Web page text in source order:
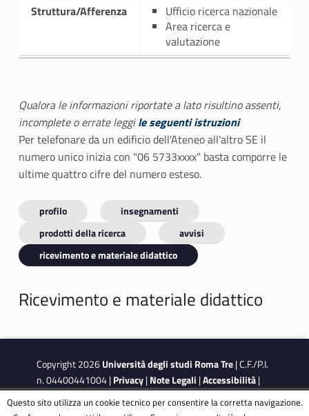
Struttura/Afferenza
Ufficio ricerca nazionale
Area ricerca e
valutazione
Qualora le informazioni riportate a lato risultino assenti,
incomplete o errate leggile seguenti istruzioni
Per telefonare da un edificio dell'Ateneo all'altro SE il
numero unico inizia con "06 5733xxxx" basta comporre le
ultime quattro cifre del numero esteso.
profilo
insegnamenti
prodotti della ricerca
avvisi
ricevimento e materiale didattico
Ricevimento e materiale didattico
Copyright 2026Università degli studi Roma Tre| C.F./P.I.
n. 04400441004 |Privacy|Note Legali |Accessibilità|
Obiettivi di accessibilità
| Dichiarazione di accessibilità
Questo sito utilizza un cookie tecnico per consentire la corretta navigazione.